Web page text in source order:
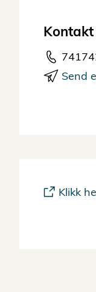
Send
Klikk